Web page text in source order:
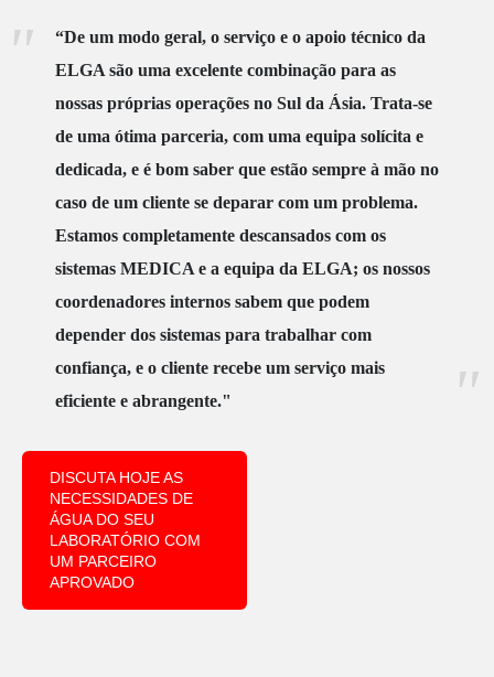
“De um modo geral, o serviço e o apoio técnico da
ELGA são uma excelente combinação para as
nossas próprias operações no Sul da Ásia. Trata-se
de uma ótima parceria, com uma equipa solícita e
dedicada, e é bom saber que estão sempre à mão no
caso de um cliente se deparar com um problema.
Estamos completamente descansados com os
sistemas MEDICA e a equipa da ELGA; os nossos
coordenadores internos sabem que podem
depender dos sistemas para trabalhar com
confiança, e o cliente recebe um serviço mais
eficiente e abrangente."
DISCUTA HOJE AS
NECESSIDADES DE
ÁGUA DO SEU
LABORATÓRIO COM
UM PARCEIRO
APROVADO